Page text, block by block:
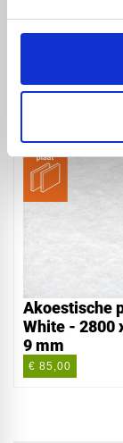
Handig
Akoestische
White - 2800
9 mm
€ 85,00